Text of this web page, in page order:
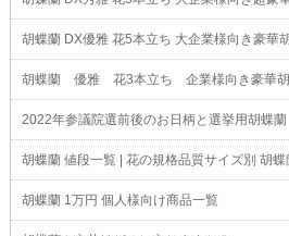
胡蝶蘭 DX優雅 花5本立ち 大企業様向き豪華
胡蝶蘭 優雅 花3本立ち 企業様向き豪華
2022年参議院選前後のお日柄と選挙用胡蝶蘭
胡蝶蘭 値段一覧 | 花の規格品質サイズ別 胡
胡蝶蘭 1万円 個人様向け商品一覧